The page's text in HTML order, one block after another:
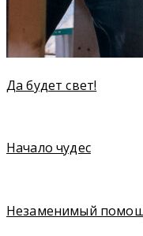
Да будет свет!
Начало чудес
Незаменимый